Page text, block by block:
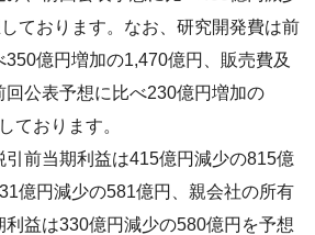
ております。なお、研究開発費は前
350億円増加の1,470億円、販売費及
回公表予想に比べ230億円増加の
ております。
前当期利益は415億円減少の815億
億円減少の581億円、親会社の所有
利益は330億円減少の580億円を予想